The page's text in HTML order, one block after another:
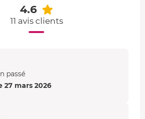
jacuzzi
est installé dans le sol de la
cette session détente, vous pourrez
suspendu de votre terrasse.
4.6
11 avis clients
passé
27 mars 2026